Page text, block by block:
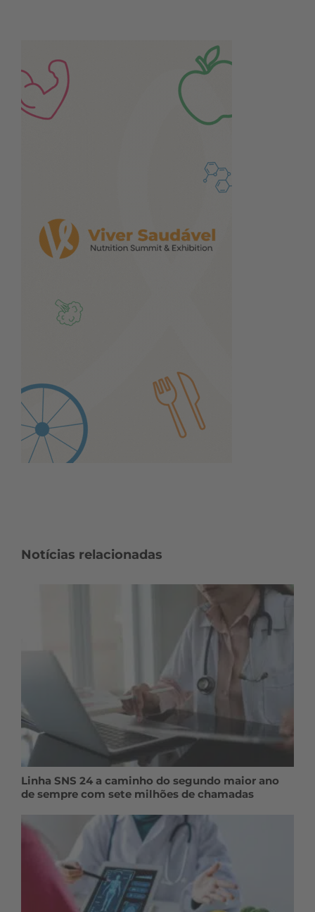
Notícias relacionadas
Linha SNS 24 a caminho do segundo maior ano
de sempre com sete milhões de chamadas